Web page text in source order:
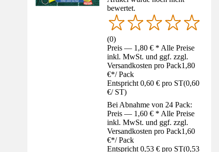
bewertet.
(0)
Preis — 1,80 € * Alle Preise
inkl. MwSt. und ggf. zzgl.
Versandkosten pro Pack1,80
€*/ Pack
Entspricht 0,60 € pro ST(0,60
€/ ST)
Bei Abnahme von 24 Pack:
Preis — 1,60 € * Alle Preise
inkl. MwSt. und ggf. zzgl.
Versandkosten pro Pack1,60
€*/ Pack
Entspricht 0,53 € pro ST(0,53